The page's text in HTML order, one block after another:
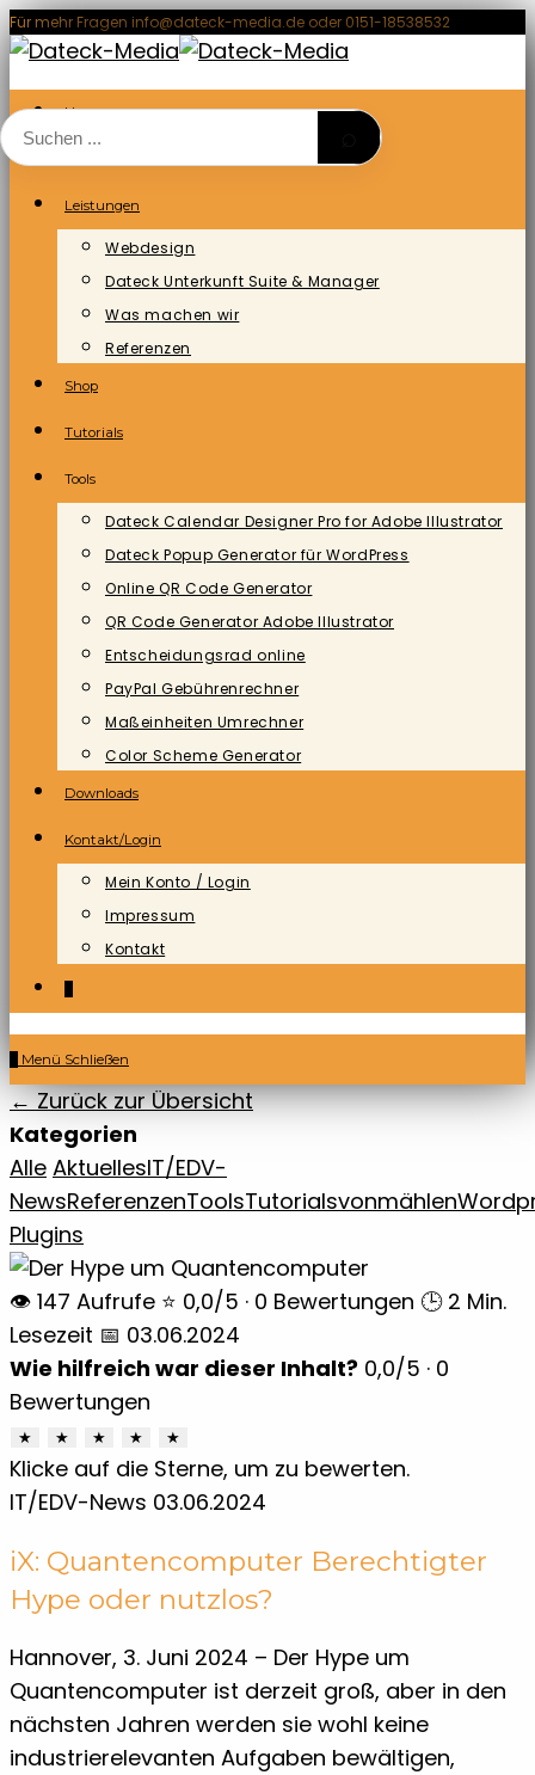
Zum
Inhalt
springen
Für mehr Fragen info@dateck-media.de oder 0151-18538532
Home
Leistungen
Webdesign
Dateck Unterkunft Suite & Manager
Was machen wir
Referenzen
Shop
Tutorials
Tools
Dateck Calendar Designer Pro for Adobe Illustrator
Dateck Popup Generator für WordPress
Online QR Code Generator
QR Code Generator Adobe Illustrator
Entscheidungsrad online
PayPal Gebührenrechner
Maßeinheiten Umrechner
Color Scheme Generator
Downloads
Kontakt/Login
Mein Konto / Login
Impressum
Kontakt
Menü Schließen
← Zurück zur Übersicht
Kategorien
Alle AktuellesIT/EDV-
NewsReferenzenToolsTutorialsvonmählen
Plugins
👁 147 Aufrufe ⭐ 0,0/5 · 0 Bewertungen 🕒 2 Min.
Lesezeit 📅 03.06.2024
Wie hilfreich war dieser Inhalt? 0,0/5 · 0
Bewertungen
★ ★ ★ ★ ★
Klicke auf die Sterne, um zu bewerten.
IT/EDV-News 03.06.2024
iX: Quantencomputer Berechtigter
Hype oder nutzlos?
Hannover, 3. Juni 2024 – Der Hype um
Quantencomputer ist derzeit groß, aber in den
nächsten Jahren werden sie wohl keine
industrierelevanten Aufgaben bewältigen,